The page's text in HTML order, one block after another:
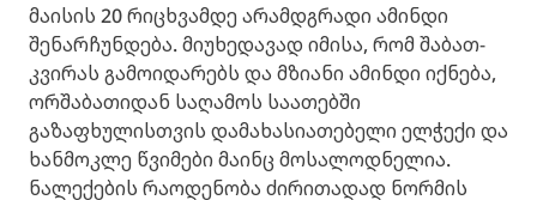
მაისის 20 რიცხვამდე არამდგრადი ამინდი
შენარჩუნდება. მიუხედავად იმისა, რომ შაბათ-
კვირას გამოიდარებს და მზიანი ამინდი იქნება,
ორშაბათიდან საღამოს საათებში
გაზაფხულისთვის დამახასიათებელი ელჭექი და
ხანმოკლე წვიმები მაინც მოსალოდნელია. ​
ნალექების რაოდენობა ძირითადად ნორმის